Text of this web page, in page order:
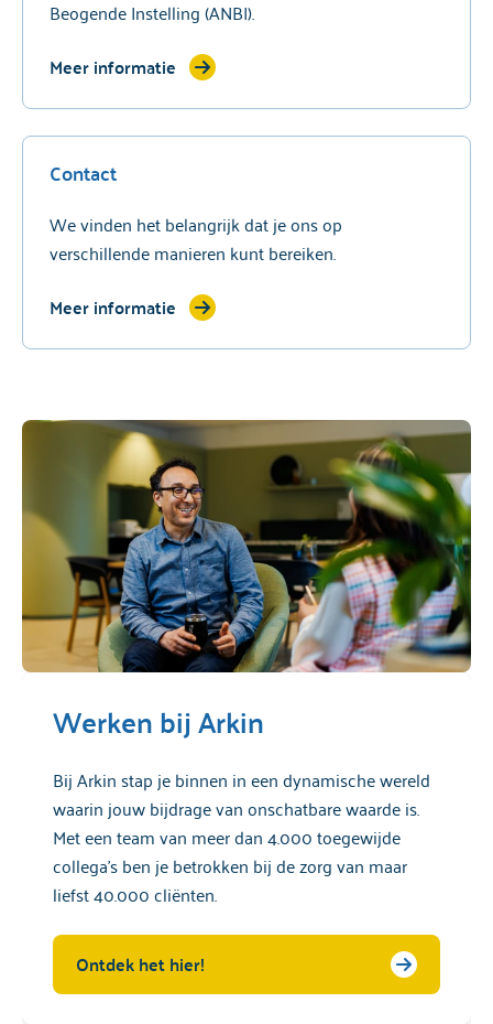
Beogende Instelling (ANBI).
Meer informatie
Contact
We vinden het belangrijk dat je ons op
verschillende manieren kunt bereiken.
Meer informatie
Werken bij Arkin
Bij Arkin stap je binnen in een dynamische wereld
waarin jouw bijdrage van onschatbare waarde is.
Met een team van meer dan 4.000 toegewijde
collega's ben je betrokken bij de zorg van maar
liefst 40.000 cliënten.
Ontdek het hier!